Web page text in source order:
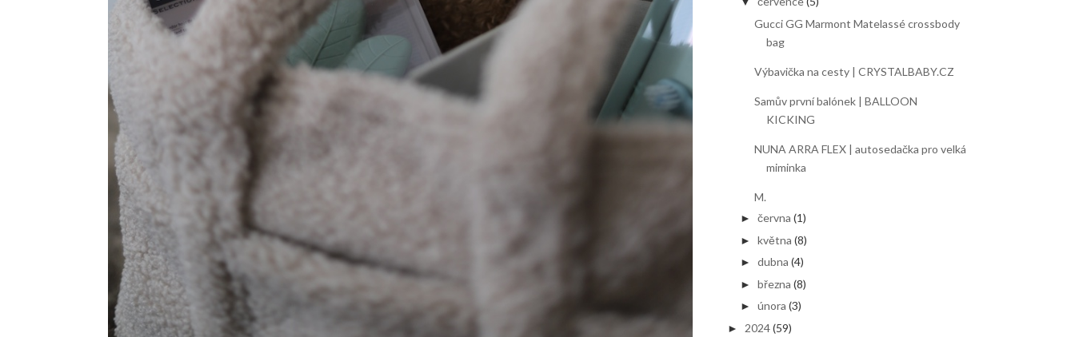
Gucci GG Marmont Matelassé crossbody
bag
Výbavička na cesty | CRYSTALBABY.CZ
Samův první balónek | BALLOON
KICKING
NUNA ARRA FLEX | autosedačka pro velká
miminka
M.
►června (1)
►května (8)
►dubna (4)
►března (8)
►února (3)
► 2024 (59)